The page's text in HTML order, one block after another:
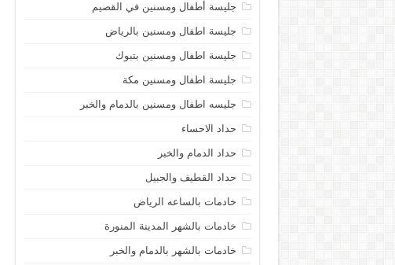
جليسة أطفال ومسنين في القصيم
جليسة اطفال ومسنين بالرياض
جليسة اطفال ومسنين بتبوك
جليسة اطفال ومسنين مكة
جليسه اطفال ومسنين بالدمام والخبر
حداد الاحساء
حداد الدمام والخبر
حداد القطيف والجبيل
خادمات بالساعه الرياض
خادمات بالشهر المدينة المنورة
خادمات بالشهر بالدمام والخبر